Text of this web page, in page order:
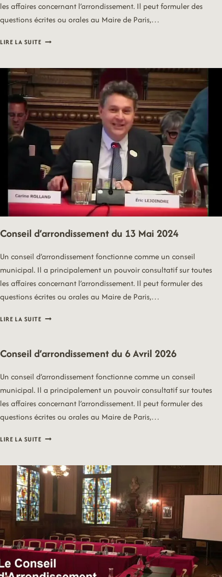
les affaires concernant l’arrondissement. Il peut formuler des
questions écrites ou orales au Maire de Paris,…
LIRE LA SUITECONSEIL
23
SEPTEMBRE
2024
Conseil d’arrondissement du 13 Mai 2024
Un conseil d’arrondissement fonctionne comme un conseil
municipal. Il a principalement un pouvoir consultatif sur toutes
les affaires concernant l’arrondissement. Il peut formuler des
questions écrites ou orales au Maire de Paris,…
LIRE LA SUITECONSEIL
13
MAI
Conseil d’arrondissement du 6 Avril 2026
Un conseil d’arrondissement fonctionne comme un conseil
municipal. Il a principalement un pouvoir consultatif sur toutes
les affaires concernant l’arrondissement. Il peut formuler des
questions écrites ou orales au Maire de Paris,…
LIRE LA SUITECONSEIL
6
AVRIL